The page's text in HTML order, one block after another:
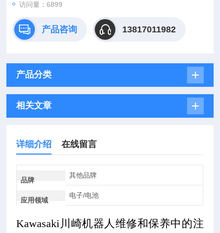
访问量：6899
产品咨询 13817011982
产品分类
相关文章
详细介绍 在线留言
品牌
其他品牌
应用领域
电子/电池
Kawasaki川崎机器人维修和保养中的注